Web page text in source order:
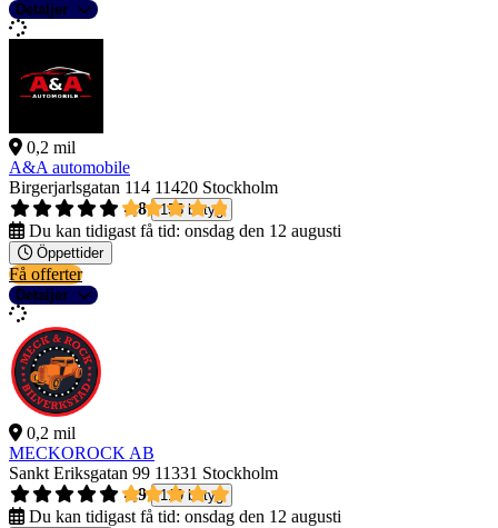
Detaljer
0,2 mil
A&A automobile
Birgerjarlsgatan 114 11420 Stockholm
4,8
155 betyg
Du kan tidigast få tid: onsdag den 12 augusti
Öppettider
Få offerter
Detaljer
0,2 mil
MECKOROCK AB
Sankt Eriksgatan 99 11331 Stockholm
4,9
119 betyg
Du kan tidigast få tid: onsdag den 12 augusti